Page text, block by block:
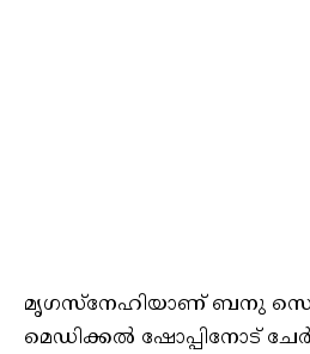
മൃഗസ്‌നേഹിയാണ് ബനു
മെഡിക്കല്‍ ഷോപ്പിനോട്